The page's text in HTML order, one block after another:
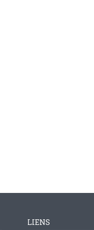
LIENS